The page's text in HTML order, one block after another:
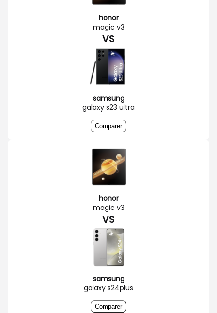
honor
magic v3
VS
samsung
galaxy s23 ultra
Comparer
honor
magic v3
VS
samsung
galaxy s24plus
Comparer